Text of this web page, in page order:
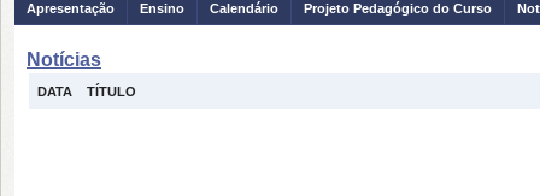
Apresentação Ensino Calendário Projeto Pedagógico do Curso
Notícias
DATA TÍTULO